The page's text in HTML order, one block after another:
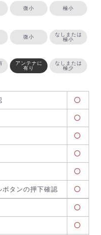
微小 極小
微小
なしまたは
極小
アンテナに
有り
なしまたは
極少
タンの押下確認